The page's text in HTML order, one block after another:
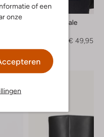
of een
onze
-70%
Just Female
€ 49,95